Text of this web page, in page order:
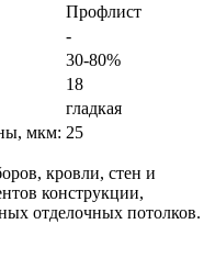
Профлист
-
30-80%
18
гладкая
мкм: 25
кровли, стен и
конструкции,
отделочных потолков.